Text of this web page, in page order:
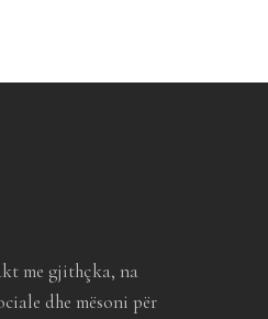
me gjithçka, na
dhe mësoni për